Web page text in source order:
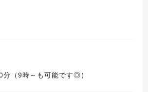
（9時～も可能です◎）